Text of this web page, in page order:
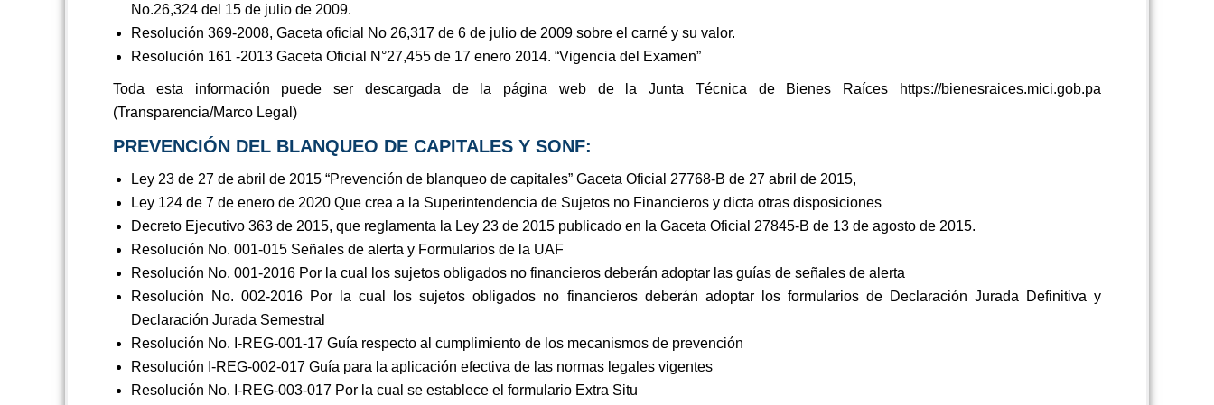
No.26,324 del 15 de julio de 2009.
Resolución 369-2008, Gaceta oficial No 26,317 de 6 de julio de 2009 sobre el carné y su valor.
Resolución 161 -2013 Gaceta Oficial N°27,455 de 17 enero 2014. “Vigencia del Examen”
Toda esta información puede ser descargada de la página web de la Junta Técnica de Bienes Raíces https://bienesraices.mici.gob.pa
(Transparencia/Marco Legal)
PREVENCIÓN DEL BLANQUEO DE CAPITALES Y SONF:
Ley 23 de 27 de abril de 2015 “Prevención de blanqueo de capitales” Gaceta Oficial 27768-B de 27 abril de 2015,
Ley 124 de 7 de enero de 2020 Que crea a la Superintendencia de Sujetos no Financieros y dicta otras disposiciones
Decreto Ejecutivo 363 de 2015, que reglamenta la Ley 23 de 2015 publicado en la Gaceta Oficial 27845-B de 13 de agosto de 2015.
Resolución No. 001-015 Señales de alerta y Formularios de la UAF
Resolución No. 001-2016 Por la cual los sujetos obligados no financieros deberán adoptar las guías de señales de alerta
Resolución No. 002-2016 Por la cual los sujetos obligados no financieros deberán adoptar los formularios de Declaración Jurada Definitiva y
Declaración Jurada Semestral
Resolución No. I-REG-001-17 Guía respecto al cumplimiento de los mecanismos de prevención
Resolución I-REG-002-017 Guía para la aplicación efectiva de las normas legales vigentes
Resolución No. I-REG-003-017 Por la cual se establece el formulario Extra Situ